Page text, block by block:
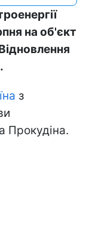
на об'єкт
з
Прокудіна.